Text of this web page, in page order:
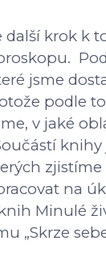
další krok k
jsme
podle
v jaké
na
Minulé
„Skrze